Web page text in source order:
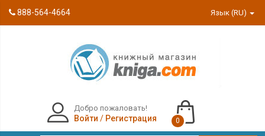
888-564-4664 Язык (RU)
Добро пожаловать!
Войти / Регистрация 0